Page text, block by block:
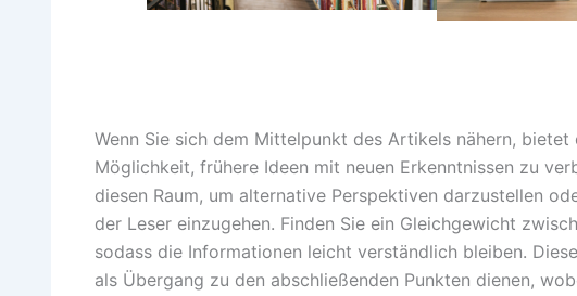
Wenn Sie sich dem Mittelpunkt des Artikels nähern,
Möglichkeit, frühere Ideen mit neuen Erkenntnissen zu
diesen Raum, um alternative Perspektiven darzustellen
der Leser einzugehen. Finden Sie ein Gleichgewicht
sodass die Informationen leicht verständlich bleiben.
als Übergang zu den abschließenden Punkten dienen,